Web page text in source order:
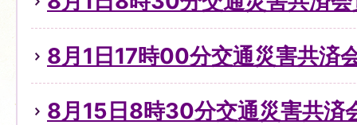
8月1日17時00分交通災害共済
8月15日8時30分交通災害共済